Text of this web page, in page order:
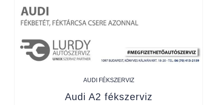
AUDI FÉKSZERVIZ
Audi A2 fékszerviz